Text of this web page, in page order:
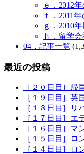
ｅ．2012
ｆ．2011
ｇ．2010
ｈ．留学
04．記事一覧
最近の投稿
［２０日目］帰
［１９日目］英
［１８日目］リ
［１７日目］エ
［１６日目］マ
［１５日目］ロ
［１４日目］ロ